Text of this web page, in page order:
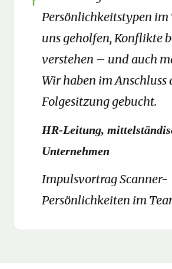
Persönlichkeitstypen im
uns geholfen, Konflikte
verstehen – und auch
Wir haben im Anschluss
Folgesitzung gebucht.
HR-Leitung,
Unternehmen
Impulsvortrag Scanner-
Persönlichkeiten im